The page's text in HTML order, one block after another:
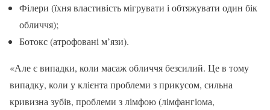
Філери (їхня властивість мігрувати і обтяжувати один бік
обличчя);
Ботокс (атрофовані м’язи).
«Але є випадки, коли масаж обличчя безсилий. Це в тому
випадку, коли у клієнта проблеми з прикусом, сильна
кривизна зубів, проблеми з лімфою (лімфангіома,